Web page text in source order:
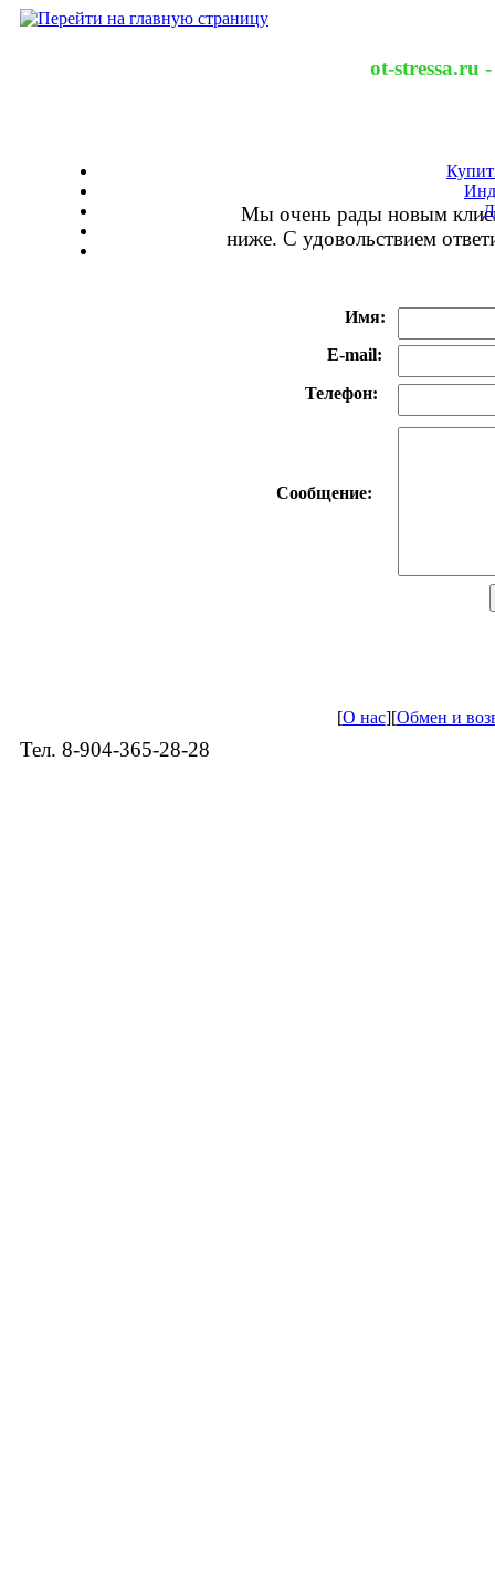
Имя:
E-mail:
Телефон:
Сообщение:
Мы очень рады новым
ниже. С удовольствием
ot-stressa.ru
[О нас][Обмен и
Тел. 8-904-365-28-28